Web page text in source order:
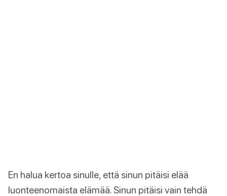
En halua kertoa sinulle, että sinun pitäisi elää
luonteenomaista elämää. Sinun pitäisi vain tehdä